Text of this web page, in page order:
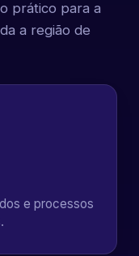
prático para a
a região de
e processos